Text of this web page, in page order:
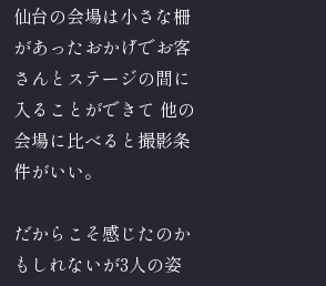
仙台の会場は小さな柵
があったおかげでお客
さんとステージの間に
入ることができて 他の
会場に比べると撮影条
件がいい。
だからこそ感じたのか
もしれないが3人の姿